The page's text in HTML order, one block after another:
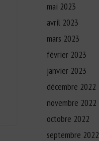
mai 2023
avril 2023
mars 2023
février 2023
janvier 2023
décembre 2022
novembre 2022
octobre 2022
septembre 2022